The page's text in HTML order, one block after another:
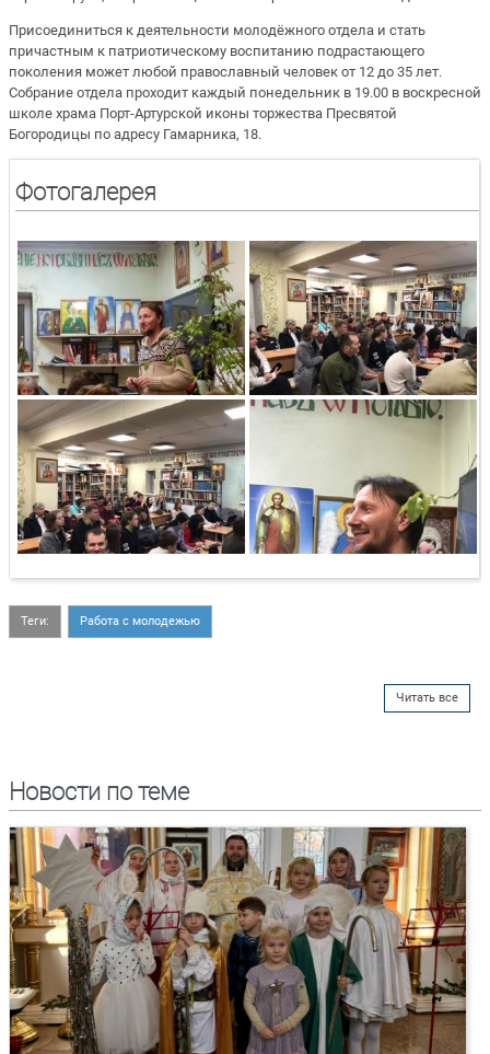
Присоединиться к деятельности молодёжного отдела и стать
причастным к патриотическому воспитанию подрастающего
поколения может любой православный человек от 12 до 35 лет.
Собрание отдела проходит каждый понедельник в 19.00 в воскресной
школе храма Порт-Артурской иконы торжества Пресвятой
Богородицы по адресу Гамарника, 18.
Фотогалерея
Теги: Работа с молодежью
Читать все
Новости по теме